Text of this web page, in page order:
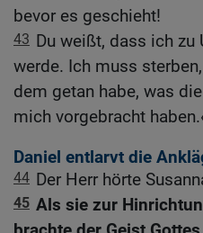
bevor es geschieht!
43 Du weißt, dass ich
werde. Ich muss
dem getan habe, was
mich vorgebracht
Daniel entlarvt die
44 Der Herr hörte
45 Als sie zur